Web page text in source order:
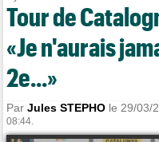
Tour de
«Je n'aurais
2e...»
ParJules STEPHO le 29/03/
08:44.